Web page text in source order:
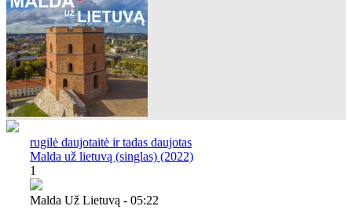
rugilė daujotaitė ir tadas daujotas
Malda už lietuvą (singlas) (2022)
1
Malda Už Lietuvą - 05:22